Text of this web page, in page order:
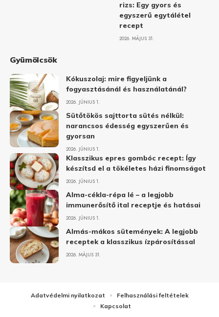
rizs: Egy gyors és
egyszerű egytálétel
recept
2026. MÁJUS 31.
Gyümölcsök
Kókuszolaj: mire figyeljünk a
fogyasztásánál és használatánál?
2026. JÚNIUS 1.
Sütőtökös sajttorta sütés nélkül:
narancsos édesség egyszerűen és
gyorsan
2026. JÚNIUS 1.
Klasszikus epres gombóc recept: Így
készítsd el a tökéletes házi finomságot
2026. JÚNIUS 1.
Alma-cékla-répa lé – a legjobb
immunerősítő ital receptje és hatásai
2026. JÚNIUS 1.
Almás-mákos sütemények: A legjobb
receptek a klasszikus ízpárosítással
2026. MÁJUS 31.
Adatvédelmi nyilatkozat
Felhasználási feltételek
Kapcsolat